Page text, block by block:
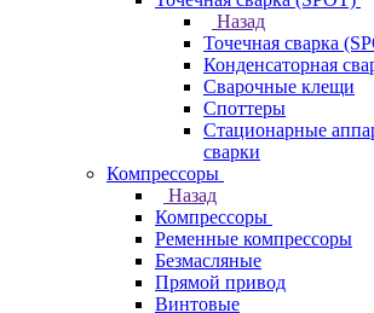
Назад
Точечная сварка
Конденсаторная
Сварочные клещи
Споттеры
Стационарные
сварки
Компрессоры
Назад
Компрессоры
Ременные компрессоры
Безмасляные
Прямой привод
Винтовые